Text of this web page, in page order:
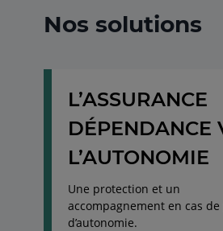
Nos solutions
L’ASSURANCE
DÉPENDANCE
L’AUTONOMIE
Une protection et un
accompagnement en cas
d’autonomie.